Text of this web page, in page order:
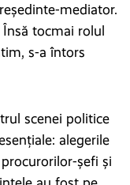
mediator.
tocmai rolul
s-a întors
scenei politice
alegerile
șefi și